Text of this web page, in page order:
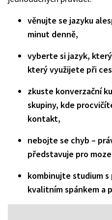
věnujte se jazyku
minut denně,
vyberte si jazyk,
který využijete při
zkuste konverzační
skupiny, kde
kontakt,
nebojte se chyb –
představuje pro
kombinujte studium
kvalitním spánkem a